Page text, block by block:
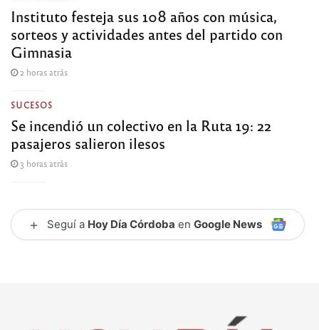
Instituto festeja sus 108 años con música,
sorteos y actividades antes del partido con
Gimnasia
2 horas atrás
SUCESOS
Se incendió un colectivo en la Ruta 19: 22
pasajeros salieron ilesos
3 horas atrás
+ Seguí a Hoy Día Córdoba en Google News